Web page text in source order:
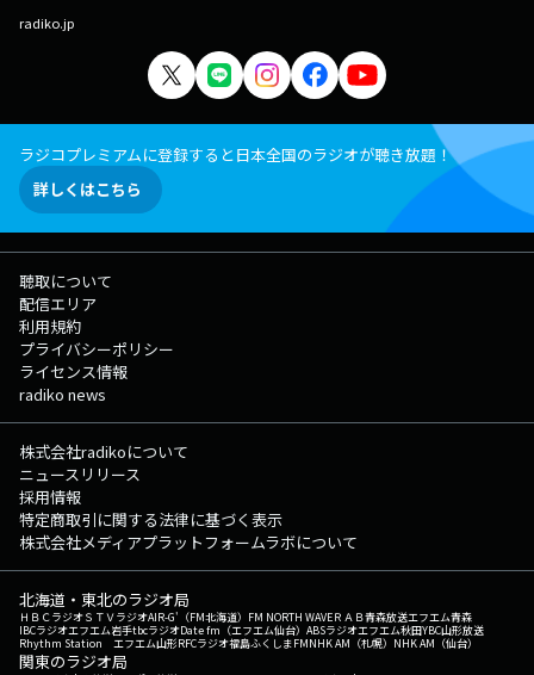
radiko.jp
ラジコプレミアムに登録すると日本全国のラジオが聴き放題！
詳しくはこちら
聴取について
配信エリア
利用規約
プライバシーポリシー
ライセンス情報
radiko news
株式会社radikoについて
ニュースリリース
採用情報
特定商取引に関する法律に基づく表示
株式会社メディアプラットフォームラボについて
北海道・東北のラジオ局
ＨＢＣラジオＳＴＶラジオAIR-G'（FM北海道） FM NORTH WAVEＲＡＢ青森放送エフエム青森
IBCラジオエフエム岩手tbcラジオDate fm（エフエム仙台） ABSラジオエフエム秋田YBC山形放送
Rhythm Station エフエム山形RFCラジオ福島ふくしまFMNHK AM（札幌） NHK AM（仙台）
関東のラジオ局